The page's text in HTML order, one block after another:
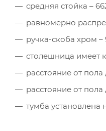
средняя стойка –
равномерно
ручка-скоба хром
столешница имеет
расстояние от
расстояние от
тумба